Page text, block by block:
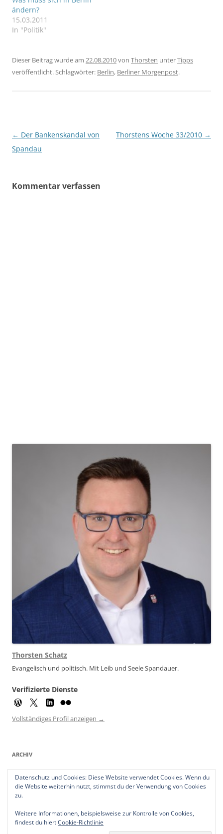
einem "kritischen Dialog"
über die Bekämpfung
des Rechtsextremismus
aufgefordert. Dazu
ändern?
15.03.2011
In "Politik"
Dieser Beitrag wurde am 22.08.2010von Thorsten unterTipps
veröffentlicht. Schlagwörter: Berlin, Berliner Morgenpost.
Beitragsnavigation
← Der Bankenskandal von
Spandau
Thorstens Woche 33/2010 →
Kommentar verfassen
Thorsten Schatz
Evangelisch und politisch. Mit Leib und Seele Spandauer.
Verifizierte Dienste
Vollständiges Profil anzeigen →
ARCHIV
Archiv
Datenschutz und Cookies: Diese Website verwendet Cookies. Wenn du
die Website weiterhin nutzt, stimmst du der Verwendung von Cookies
zu.
Weitere Informationen, beispielsweise zur Kontrolle von Cookies,
findest du hier:Cookie-Richtlinie